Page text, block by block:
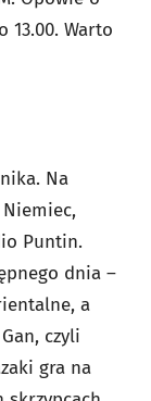
13.00. Warto
Na
Puntin.
dnia –
a
czyli
gra na